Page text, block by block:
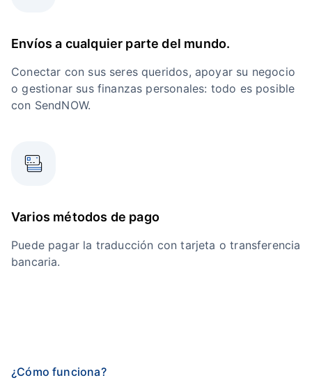
Envíos a cualquier parte del mundo.
Conectar con sus seres queridos, apoyar su negocio
o gestionar sus finanzas personales: todo es posible
con SendNOW.
Varios métodos de pago
Puede pagar la traducción con tarjeta o transferencia
bancaria.
¿Cómo funciona?